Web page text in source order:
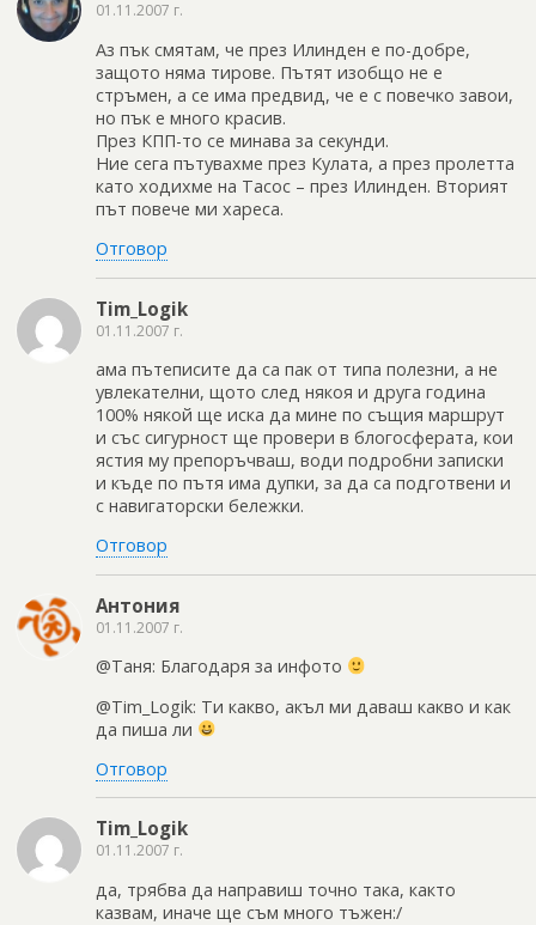
01.11.2007 г.
Аз пък смятам, че през Илинден е по-добре,
защото няма тирове. Пътят изобщо не е
стръмен, а се има предвид, че е с повечко завои,
но пък е много красив.
През КПП-то се минава за секунди.
Ние сега пътувахме през Кулата, а през пролетта
като ходихме на Тасос – през Илинден. Вторият
път повече ми хареса.
Отговор
Tim_Logik
01.11.2007 г.
ама пътеписите да са пак от типа полезни, а не
увлекателни, щото след някоя и друга година
100% някой ще иска да мине по същия маршрут
и със сигурност ще провери в блогосферата, кои
ястия му препоръчваш, води подробни записки
и къде по пътя има дупки, за да са подготвени и
с навигаторски бележки.
Отговор
Антония
01.11.2007 г.
@Таня: Благодаря за инфото
@Tim_Logik: Ти какво, акъл ми даваш какво и как
да пиша ли
Отговор
Tim_Logik
01.11.2007 г.
да, трябва да направиш точно така, както
казвам, иначе ще съм много тъжен:/